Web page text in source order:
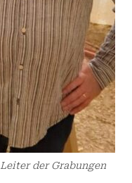
der Grabungen